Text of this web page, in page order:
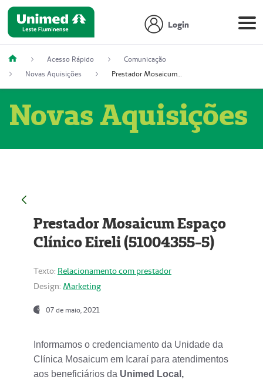
Login
Acesso Rápido
Comunicação
Novas Aquisições
Prestador Mosaicum Espaço Clínico Eireli (51004355-5)
Novas Aquisições
Prestador Mosaicum Espaço
Clínico Eireli (51004355-5)
Texto: Relacionamento com prestador
Design: Marketing
07 de maio, 2021
Informamos o credenciamento da Unidade da
Clínica Mosaicum em Icaraí para atendimentos
aos beneficiários da Unimed Local,